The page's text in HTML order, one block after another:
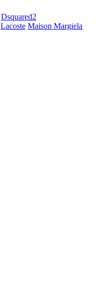
Dsquared2
Lacoste Maison Margiela